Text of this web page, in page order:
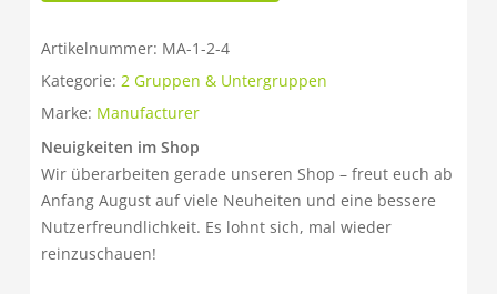
Artikelnummer: MA-1-2-4
Kategorie: 2 Gruppen & Untergruppen
Marke: Manufacturer
Neuigkeiten im Shop
Wir überarbeiten gerade unseren Shop – freut euch ab
Anfang August auf viele Neuheiten und eine bessere
Nutzerfreundlichkeit. Es lohnt sich, mal wieder
reinzuschauen!